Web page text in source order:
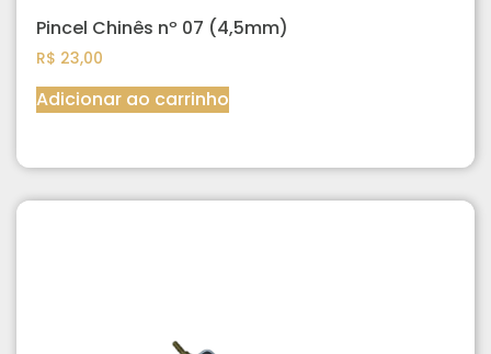
Pincel Chinês nº 07 (4,5mm)
R$ 23,00
Adicionar ao carrinho